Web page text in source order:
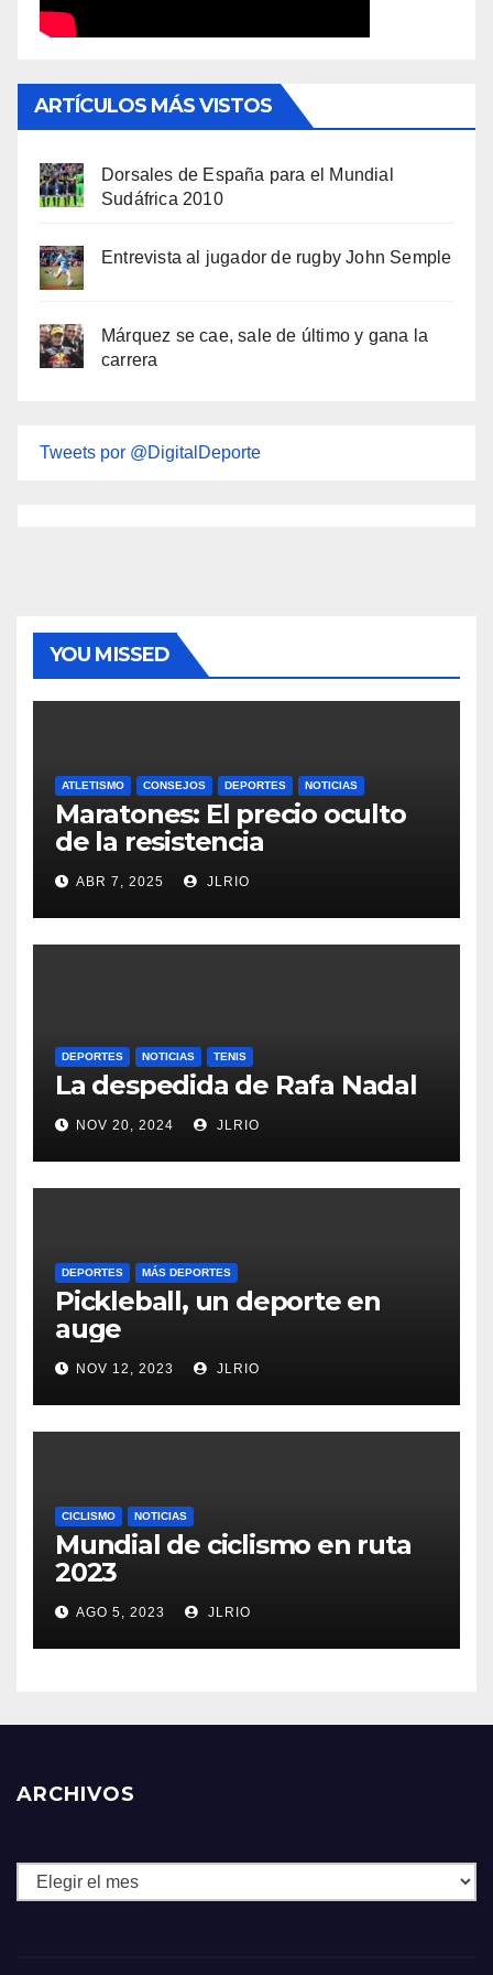
ARTÍCULOS MÁS VISTOS
Dorsales de España para el Mundial
Sudáfrica 2010
Entrevista al jugador de rugby John Semple
Márquez se cae, sale de último y gana la
carrera
Tweets por @DigitalDeporte
YOU MISSED
ATLETISMO CONSEJOS DEPORTES NOTICIAS
Maratones: El precio oculto
de la resistencia
ABR 7, 2025 JLRIO
DEPORTES NOTICIAS TENIS
La despedida de Rafa Nadal
NOV 20, 2024 JLRIO
DEPORTES MÁS DEPORTES
Pickleball, un deporte en
auge
NOV 12, 2023 JLRIO
CICLISMO NOTICIAS
Mundial de ciclismo en ruta
2023
AGO 5, 2023 JLRIO
ARCHIVOS
Archivos